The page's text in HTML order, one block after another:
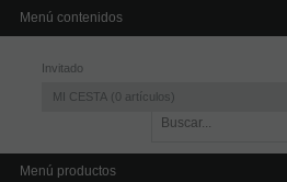
Invitado
MI CESTA 0 artículos
Menú contenidos
Menú productos